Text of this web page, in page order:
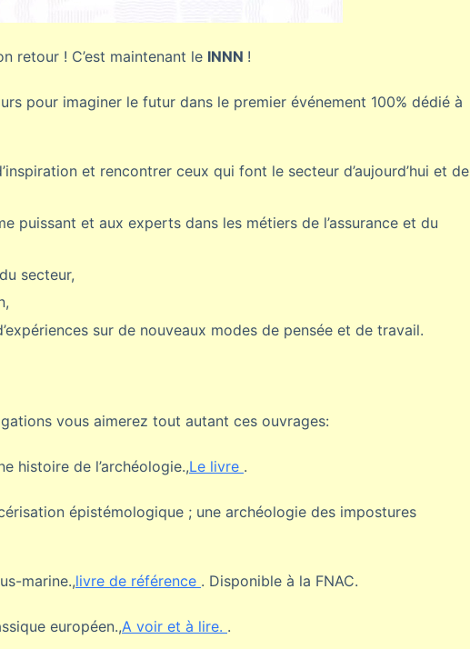
retour ! C’est maintenant le INNN !
pour imaginer le futur dans le premier événement 100% dédié à
et rencontrer ceux qui font le secteur d’aujourd’hui et de
puissant et aux experts dans les métiers de l’assurance et du
secteur,
sur de nouveaux modes de pensée et de travail.
vous aimerez tout autant ces ouvrages:
histoire de l’archéologie.,Le livre .
épistémologique ; une archéologie des impostures
marine.,livre de référence . Disponible à la FNAC.
européen.,A voir et à lire. .